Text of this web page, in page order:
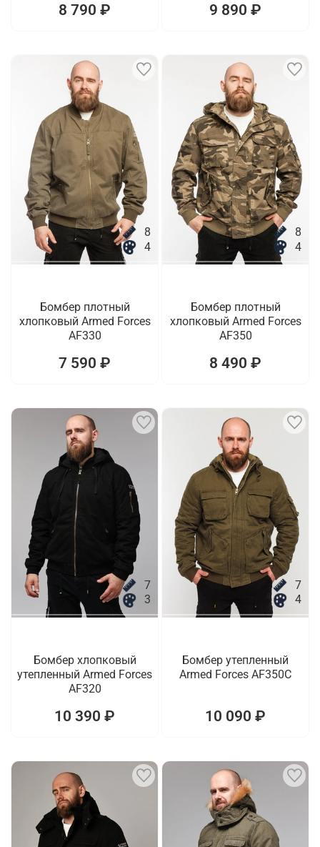
8 790 ₽ 9 890 ₽
8
4
Бомбер плотный
хлопковый Armed Forces
AF330
7 590 ₽
8
4
Бомбер плотный
хлопковый Armed Forces
AF350
8 490 ₽
7
3
Бомбер хлопковый
утепленный Armed Forces
AF320
10 390 ₽
7
4
Бомбер утепленный
Armed Forces AF350C
10 090 ₽